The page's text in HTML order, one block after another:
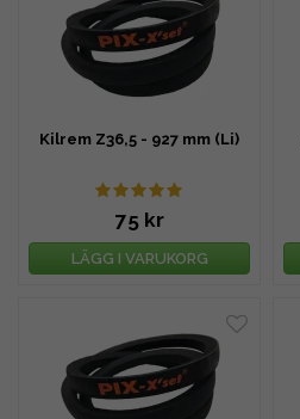
Kilrem Z36,5 - 927 mm (Li)
75 kr
LÄGG I VARUKORG